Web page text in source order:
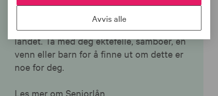
Vi holder seminarer om Seniorlån rundt i
landet. Ta med deg ektefelle, samboer, en
venn eller barn for å finne ut om dette er
noe for deg.
Les mer om Seniorlån
Avvis alle